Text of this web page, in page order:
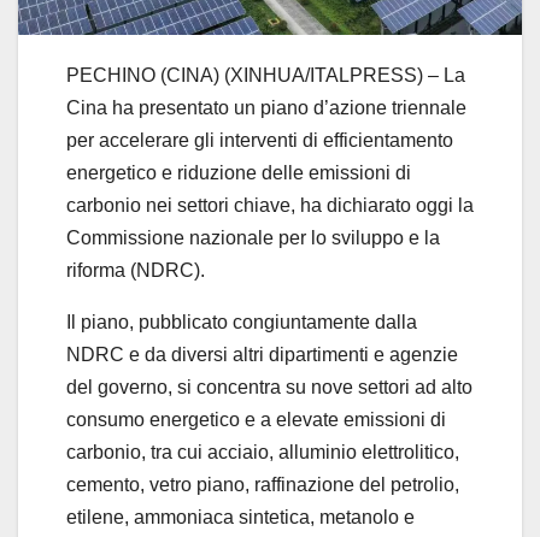
PECHINO (CINA) (XINHUA/ITALPRESS) – La
Cina ha presentato un piano d’azione triennale
per accelerare gli interventi di efficientamento
energetico e riduzione delle emissioni di
carbonio nei settori chiave, ha dichiarato oggi la
Commissione nazionale per lo sviluppo e la
riforma (NDRC).
Il piano, pubblicato congiuntamente dalla
NDRC e da diversi altri dipartimenti e agenzie
del governo, si concentra su nove settori ad alto
consumo energetico e a elevate emissioni di
carbonio, tra cui acciaio, alluminio elettrolitico,
cemento, vetro piano, raffinazione del petrolio,
etilene, ammoniaca sintetica, metanolo e